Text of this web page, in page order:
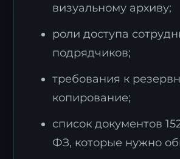
визуальному архиву;
роли доступа
подрядчиков;
требования к
копирование;
список документов
ФЗ, которые нужно